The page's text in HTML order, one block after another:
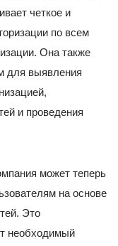
четкое и
по всем
Она также
для выявления
и проведения
может теперь
на основе
Это
необходимый